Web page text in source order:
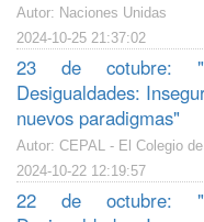
Autor: Naciones Unidas
2024-10-25 21:37:02
23 de cotubre:
Desigualdades:
nuevos paradigmas"
Autor: CEPAL - El Colegio
2024-10-22 12:19:57
22 de octubre: